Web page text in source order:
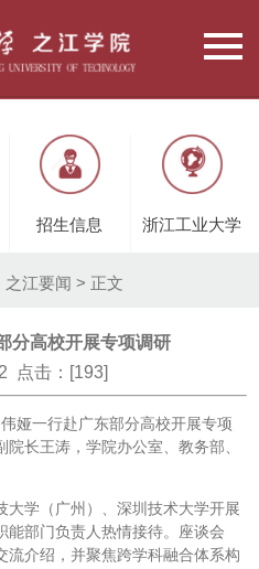
招生信息 浙江工业大学
之江要闻 > 正文
分高校开展专项调研
点击：[ 193
娅一行赴广东部分高校开展专项
长王涛，学院办公室、教务部、
大学（广州）、深圳技术大学开展
能部门负责人热情接待。座谈会
流介绍，并聚焦跨学科融合体系构